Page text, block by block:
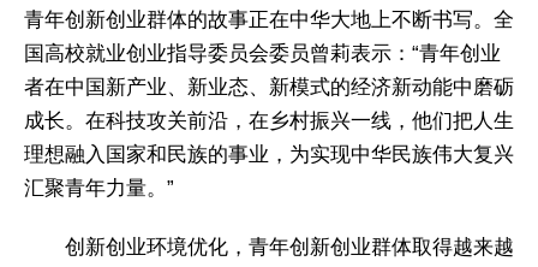
青年创新创业群体的故事正在中华大地上不断书写。全
国高校就业创业指导委员会委员曾莉表示：“青年创业
者在中国新产业、新业态、新模式的经济新动能中磨砺
成长。在科技攻关前沿，在乡村振兴一线，他们把人生
理想融入国家和民族的事业，为实现中华民族伟大复兴
汇聚青年力量。”
创新创业环境优化，青年创新创业群体取得越来越